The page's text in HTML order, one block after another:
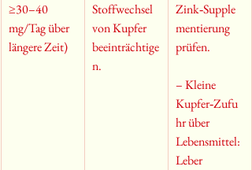
≥30–40
mg/Tag über
längere Zeit)
Stoffwechsel
von Kupfer
beeinträchtige
n.
Zink‑Supple
mentierung
prüfen.
– Kleine
Kupfer‑Zufu
hr über
Lebensmittel:
Leber